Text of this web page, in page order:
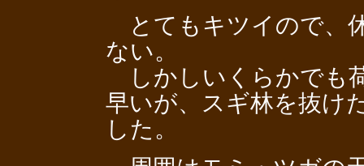
とてもキツイので、
ない。
しかしいくらかでも
早いが、スギ林を抜け
した。